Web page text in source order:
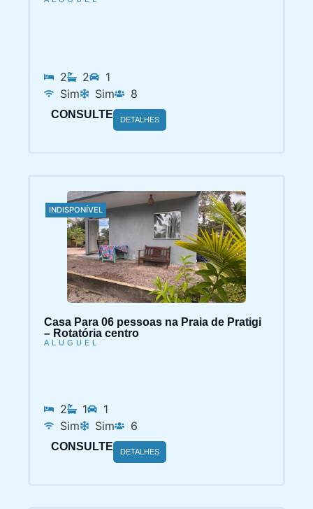
2 2
1
Sim
Sim 8
CONSULTE DETALHES
INDISPONÍVEL
Casa Para 06 pessoas na Praia de Pratigi
– Rotatória centro
ALUGUEL
2 1
1
Sim
Sim 6
CONSULTE DETALHES